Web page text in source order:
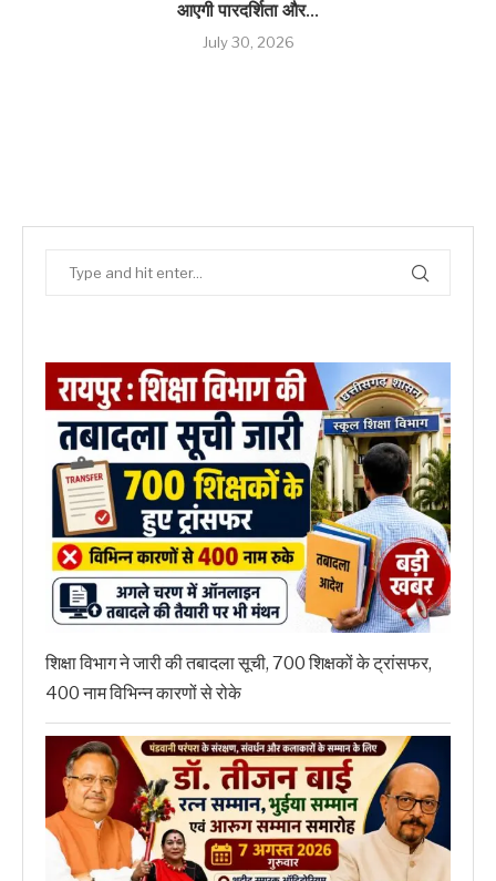
आएगी पारदर्शिता और...
July 30, 2026
शिक्षा विभाग ने जारी की तबादला सूची, 700 शिक्षकों के ट्रांसफर,
400 नाम विभिन्न कारणों से रोके